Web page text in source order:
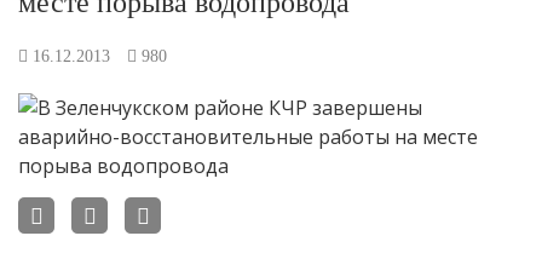
16.12.2013 980